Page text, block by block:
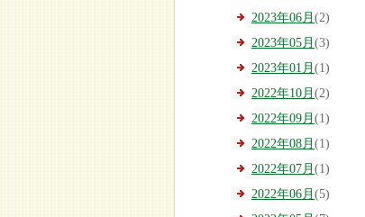
2023年06月 (2)
2023年05月 (3)
2023年01月 (1)
2022年10月 (2)
2022年09月 (1)
2022年08月 (1)
2022年07月 (1)
2022年06月 (5)